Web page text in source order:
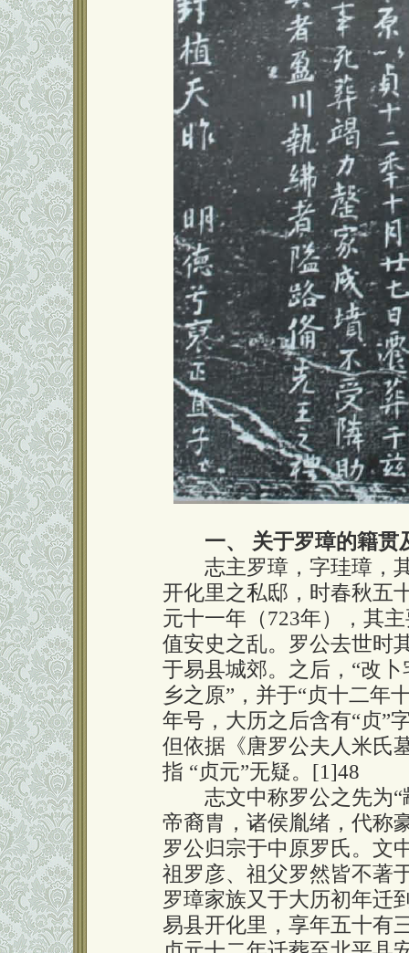
一、 关于罗璋的籍贯
志主罗璋，字珪璋，其
开化里之私邸，时春秋五
元十一年（723年），其
值安史之乱。罗公去世时
于易县城郊。之后，“改
乡之原”，并于“贞十二年
年号，大历之后含有“贞”
但依据《唐罗公夫人米氏
指 “贞元”无疑。[1]48
志文中称罗公之先为“
帝裔胄，诸侯胤绪，代称
罗公归宗于中原罗氏。文
祖罗彦、祖父罗然皆不著
罗璋家族又于大历初年迁
易县开化里，享年五十有